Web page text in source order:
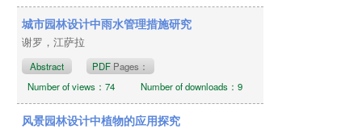
城市园林设计中雨水管理措施研究
谢罗，江萨拉
Abstract PDF Pages：
Number of views：74
Number of downloads：9
风景园林设计中植物的应用探究